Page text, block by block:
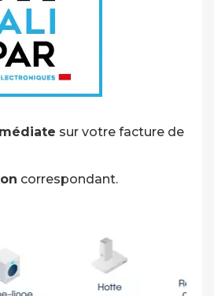
sur votre facture de
correspondant.